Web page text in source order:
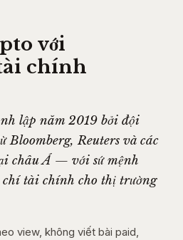
với
chính
lập năm 2019 bởi đội
Bloomberg, Reuters và các
châu Á — với sứ mệnh
chí tài chính cho thị trường
view, không viết bài paid,